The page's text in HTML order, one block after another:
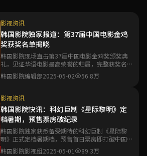
影视资讯
韩国影院独家报道：第37届中国电影金鸡
奖获奖名单揭晓
韩国影院现场直击第37届中国电影金鸡奖颁奖典
礼，见证华语电影最高荣誉的归属，完整获奖名单
与精彩瞬间一文尽览。
韩国影院编辑部2025-05-02 56.8万
影视资讯
韩国影院快讯：科幻巨制《星际黎明》定
档暑期，预售票房破纪录
韩国影院独家获悉备受期待的科幻巨制《星际黎
明》正式定档暑期档，预售首日票房即打破中国科
幻电影预售纪录。
韩国影院影视组2025-05-01 89.3万